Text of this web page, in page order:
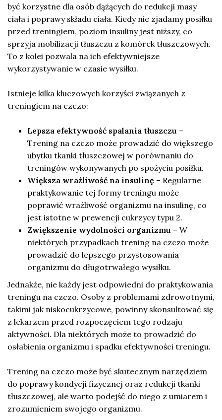
być korzystne dla osób dążących do redukcji masy
ciała i poprawy składu ciała. Kiedy nie zjadamy posiłku
przed treningiem, poziom insuliny jest niższy, co
sprzyja mobilizacji tłuszczu z komórek tłuszczowych.
To z kolei pozwala na ich efektywniejsze
wykorzystywanie w czasie wysiłku.
Istnieje kilka kluczowych korzyści związanych z
treningiem na czczo:
Lepsza efektywność spalania tłuszczu –
Trening na czczo może prowadzić do większego
ubytku tkanki tłuszczowej w porównaniu do
treningów wykonywanych po spożyciu posiłku.
Większa wrażliwość na insulinę – Regularne
praktykowanie tej formy treningu może
poprawić wrażliwość organizmu na insulinę, co
jest istotne w prewencji cukrzycy typu 2.
Zwiększenie wydolności organizmu – W
niektórych przypadkach trening na czczo może
prowadzić do lepszego przystosowania
organizmu do długotrwałego wysiłku.
Jednakże, nie każdy jest odpowiedni do praktykowania
treningu na czczo. Osoby z problemami zdrowotnymi,
takimi jak niskocukrzycowe, powinny skonsultować się
z lekarzem przed rozpoczęciem tego rodzaju
aktywności. Dla niektórych może to prowadzić do
osłabienia organizmu i spadku efektywności treningu.
Trening na czczo może być skutecznym narzędziem
do poprawy kondycji fizycznej oraz redukcji tkanki
tłuszczowej, ale warto podejść do niego z umiarem i
zrozumieniem swojego organizmu.